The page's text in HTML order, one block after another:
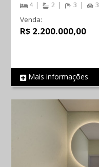
REF 443
4 2 3 3
Venda:
R$ 2.200.000,00
Mais informações